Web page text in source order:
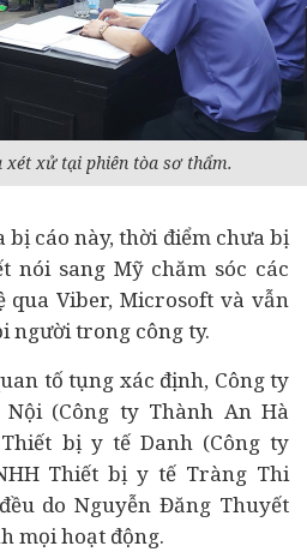
xét xử tại phiên tòa sơ thẩm.
bị cáo này, thời điểm chưa bị
nói sang Mỹ chăm sóc các
qua Viber, Microsoft và vẫn
người trong công ty.
tố tụng xác định, Công ty
(Công ty Thành An Hà
bị y tế Danh (Công ty
Thiết bị y tế Tràng Thi
do Nguyễn Đăng Thuyết
mọi hoạt động.